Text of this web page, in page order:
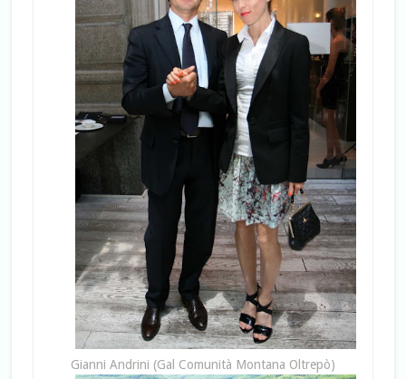
Gianni Andrini (Gal Comunità Montana Oltrepò)